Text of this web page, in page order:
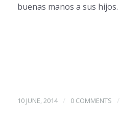
buenas manos a sus hijos.
10 JUNE, 2014 / 0 COMMENTS /